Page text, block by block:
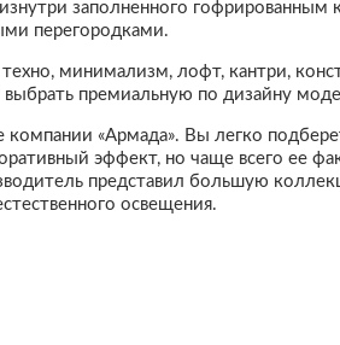
заполненного
перегородками.
минимализм, лофт, кантри,
премиальную по дизайну
компании «Армада». Вы легко
эффект, но чаще всего ее
представил большую
освещения.